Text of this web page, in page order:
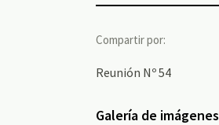
Compartir por:
Reunión Nº 54
Galería de imágenes